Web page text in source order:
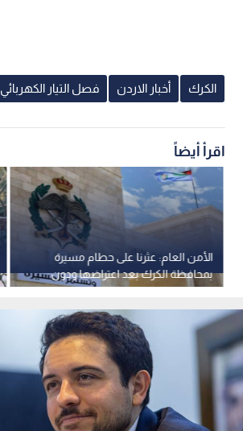
الكرك أخبار الاردن فصل التيار الكهربائي
اقرأ أيضاً
الأمن العام: عثرنا على حطام مسيرة
بمحافظة الكرك بعد اعتراضها ودون
تسجيل إصابات